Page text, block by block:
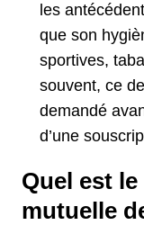
les
que son
sportives,
souvent, ce
demandé
d’une
Quel est
mutuelle